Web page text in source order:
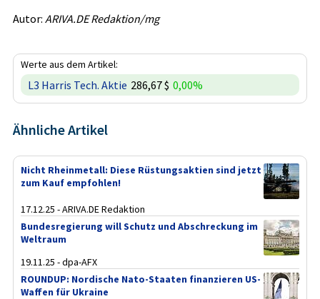
Autor: ARIVA.DE Redaktion/mg
Werte aus dem Artikel:
L3 Harris Tech. Aktie 286,67 $ 0,00%
Ähnliche Artikel
Nicht Rheinmetall: Diese Rüstungsaktien sind jetzt
zum Kauf empfohlen!
17.12.25 - ARIVA.DE Redaktion
Bundesregierung will Schutz und Abschreckung im
Weltraum
19.11.25 - dpa-AFX
ROUNDUP: Nordische Nato-Staaten finanzieren US-
Waffen für Ukraine